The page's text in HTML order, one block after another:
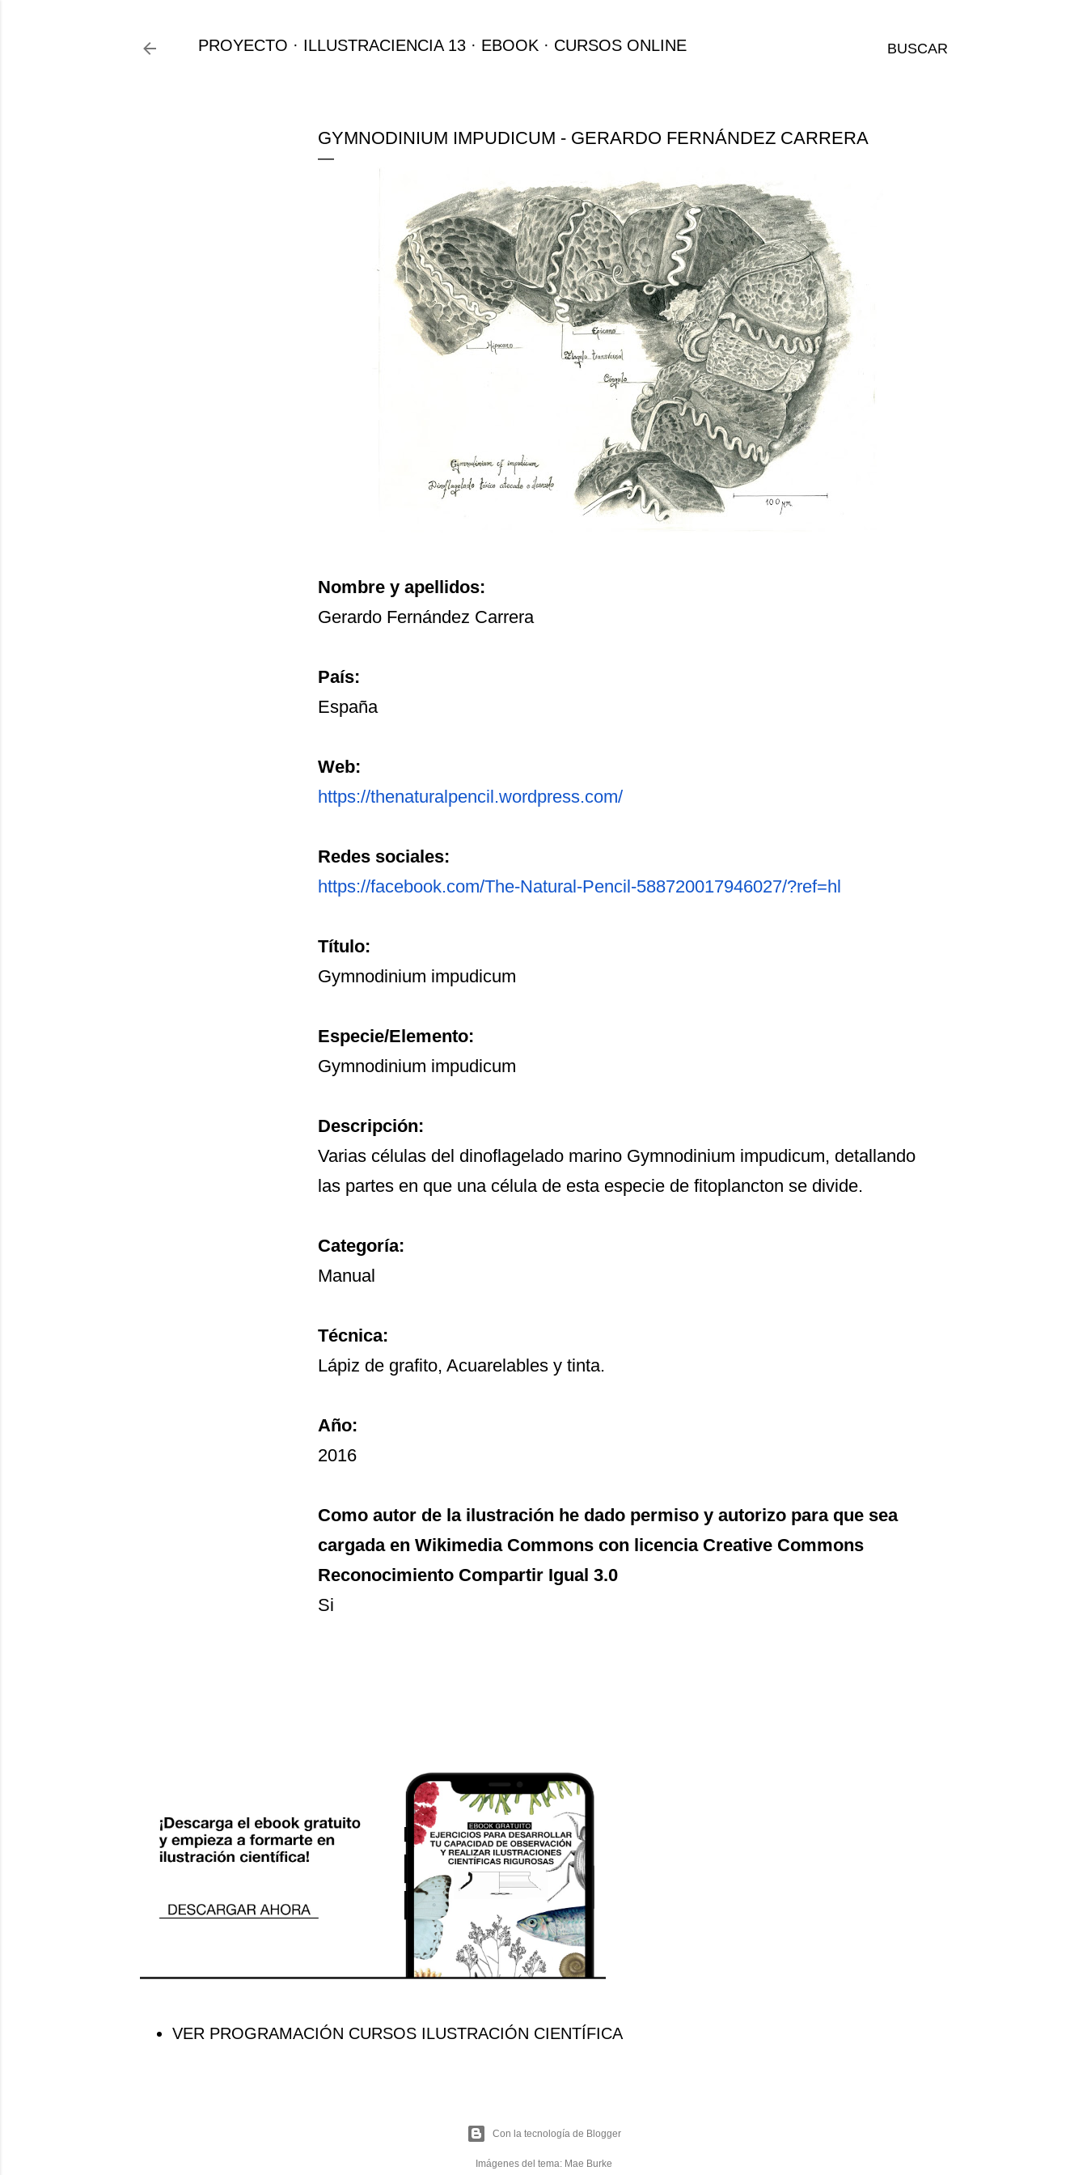
BUSCAR
PROYECTO ILLUSTRACIENCIA 13 EBOOK CURSOS ONLINE
GYMNODINIUM IMPUDICUM - GERARDO FERNÁNDEZ CARRERA
Nombre y apellidos:
Gerardo Fernández Carrera
País:
España
Web:
https://thenaturalpencil.wordpress.com/
Redes sociales:
https://facebook.com/The-Natural-Pencil-588720017946027/?ref=hl
Título:
Gymnodinium impudicum
Especie/Elemento:
Gymnodinium impudicum
Descripción:
Varias células del dinoflagelado marino Gymnodinium impudicum, detallando
las partes en que una célula de esta especie de fitoplancton se divide.
Categoría:
Manual
Técnica:
Lápiz de grafito, Acuarelables y tinta.
Año:
2016
Como autor de la ilustración he dado permiso y autorizo para que sea
cargada en Wikimedia Commons con licencia Creative Commons
Reconocimiento Compartir Igual 3.0
Si
VER PROGRAMACIÓN CURSOS ILUSTRACIÓN CIENTÍFICA
Con la tecnología de Blogger
Imágenes del tema: Mae Burke